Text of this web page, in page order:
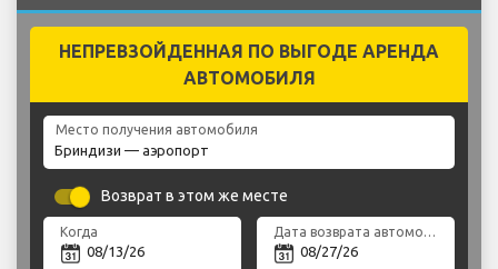
НЕПРЕВЗОЙДЕННАЯ ПО ВЫГОДЕ АРЕНДА
АВТОМОБИЛЯ
Место получения автомобиля
Возврат в этом же месте
Когда Дата возврата автомобиля